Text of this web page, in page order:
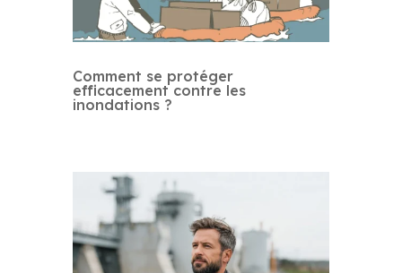
Comment se protéger
efficacement contre les
inondations ?